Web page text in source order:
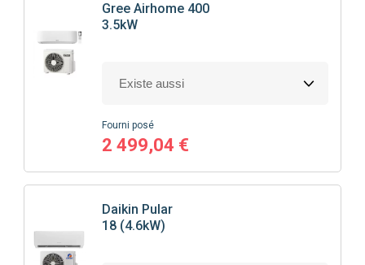
Gree Airhome 400
3.5kW
Fourni posé
2 499,04 €
Daikin Pular
18 (4.6kW)